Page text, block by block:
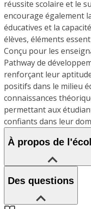
réussite scolaire et le
encourage également
éducatives et la
élèves, éléments
Conçu pour les
Pathway de
renforçant leur
positifs dans le milieu
connaissances
permettant aux
confiants dans leur
À propos de
Des questions